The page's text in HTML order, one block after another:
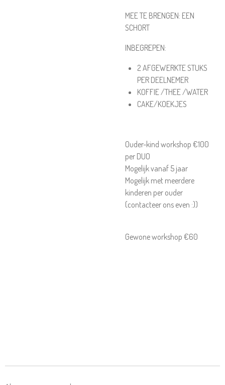
MEE TE BRENGEN: EEN
SCHORT
INBEGREPEN:
2 AFGEWERKTE STUKS
PER DEELNEMER
KOFFIE /THEE /WATER
CAKE/KOEKJES
Ouder-kind workshop €100
per DUO
Mogelijk vanaf 5 jaar
Mogelijk met meerdere
kinderen per ouder
(contacteer ons even :))
Gewone workshop €60